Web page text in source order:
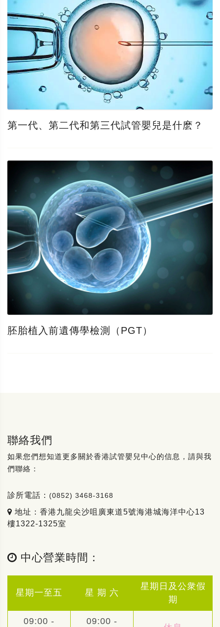
第一代、第二代和第三代試管嬰兒是什麽？
胚胎植入前遺傳學檢測（PGT）
聯絡我們
如果您們想知道更多關於香港試管嬰兒中心的信息，請與我
們聯絡：
診所電話： (0852) 3468-3168
地址：香港九龍尖沙咀廣東道5號海港城海洋中心13
樓1322-1325室
中心營業時間：
星期一至五 星 期 六
星期日及公衆假
期
09:00 - 09:00 -